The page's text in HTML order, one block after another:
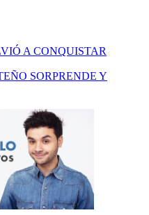
A CONQUISTAR
SORPRENDE Y